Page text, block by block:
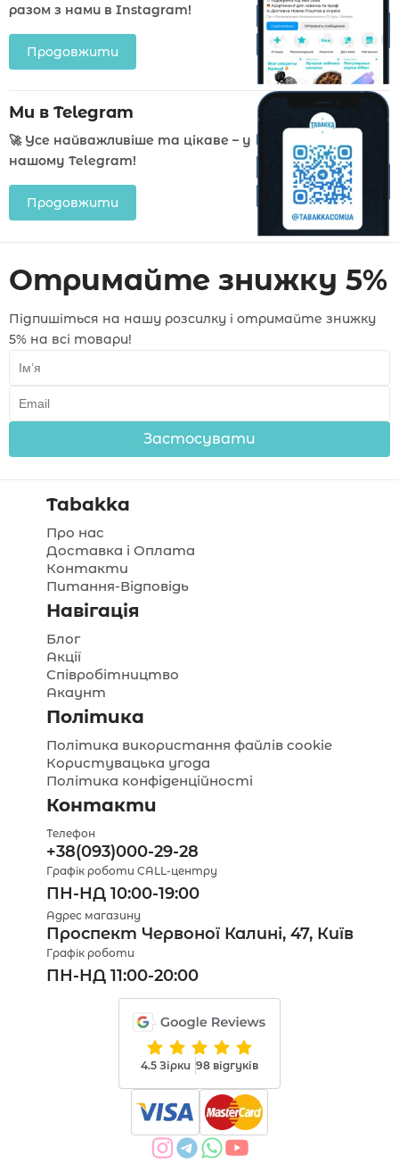
разом з нами в Instagram!
Продовжити
Ми в Telegram
🚀 Усе найважливіше та цікаве – у
нашому Telegram!
Продовжити
Отримайте знижку 5%
Підпишіться на нашу розсилку і отримайте знижку
5% на всі товари!
Застосувати
Tabakka
Про нас
Доставка і Оплата
Контакти
Питання-Відповідь
Навігація
Блог
Акції
Співробітництво
Акаунт
Політика
Політика використання файлів cookie
Користувацька угода
Політика конфіденційності
Контакти
Телефон
+38(093)000-29-28
Графік роботи CALL-центру
ПН-НД 10:00-19:00
Адрес магазину
Проспект Червоної Калині, 47, Київ
Графік роботи
ПН-НД 11:00-20:00
4.5 Зірки 98 відгуків